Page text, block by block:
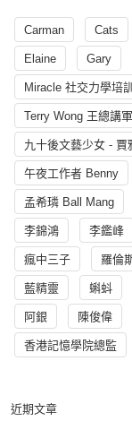
Carman Cats
Elaine Gary
Miracle 社交力學培
Terry Wong 王總講
九十後文藝少女 - 賈
午夜工作者 Benny
孟希璘 Ball Mang
李錦鴻 李鑑峰
瘋中三子 羅倫
藍精靈 蝌蚪
阿銀 陳俊偉
香港記憶學院總監
近期文章